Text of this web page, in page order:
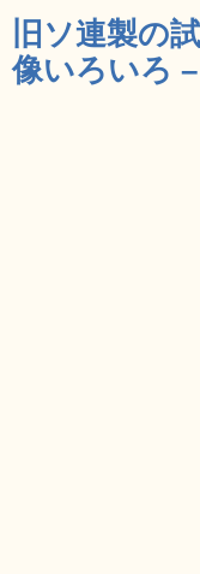
旧ソ連製の
像いろいろ